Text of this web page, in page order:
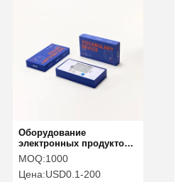
Оборудование
электронных продуктов
из гофрированного
материала Камеры
Умные часы
MOQ:1000
Цена:USD0.1-200